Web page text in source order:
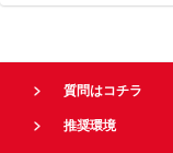
質問はコチラ
推奨環境